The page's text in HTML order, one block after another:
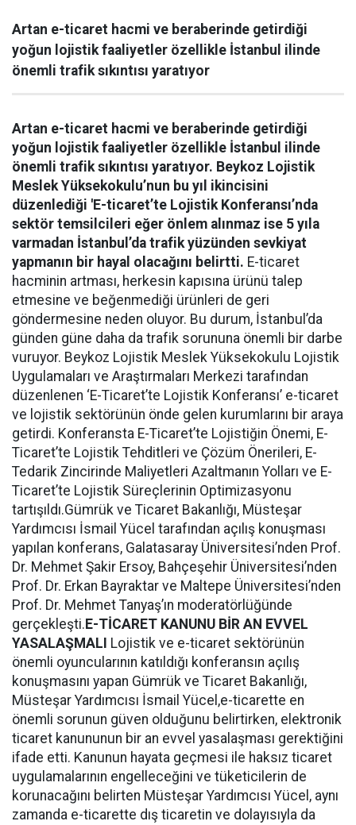
Artan e-ticaret hacmi ve beraberinde getirdiği
yoğun lojistik faaliyetler özellikle İstanbul ilinde
önemli trafik sıkıntısı yaratıyor
Artan e-ticaret hacmi ve beraberinde getirdiği
yoğun lojistik faaliyetler özellikle İstanbul ilinde
önemli trafik sıkıntısı yaratıyor. Beykoz Lojistik
Meslek Yüksekokulu’nun bu yıl ikincisini
düzenlediği 'E-ticaret’te Lojistik Konferansı’nda
sektör temsilcileri eğer önlem alınmaz ise 5 yıla
varmadan İstanbul’da trafik yüzünden sevkiyat
yapmanın bir hayal olacağını belirtti. E-ticaret
hacminin artması, herkesin kapısına ürünü talep
etmesine ve beğenmediği ürünleri de geri
göndermesine neden oluyor. Bu durum, İstanbul’da
günden güne daha da trafik sorununa önemli bir darbe
vuruyor. Beykoz Lojistik Meslek Yüksekokulu Lojistik
Uygulamaları ve Araştırmaları Merkezi tarafından
düzenlenen ‘E-Ticaret’te Lojistik Konferansı’ e-ticaret
ve lojistik sektörünün önde gelen kurumlarını bir araya
getirdi. Konferansta E-Ticaret’te Lojistiğin Önemi, E-
Ticaret’te Lojistik Tehditleri ve Çözüm Önerileri, E-
Tedarik Zincirinde Maliyetleri Azaltmanın Yolları ve E-
Ticaret’te Lojistik Süreçlerinin Optimizasyonu
tartışıldı.Gümrük ve Ticaret Bakanlığı, Müsteşar
Yardımcısı İsmail Yücel tarafından açılış konuşması
yapılan konferans, Galatasaray Üniversitesi’nden Prof.
Dr. Mehmet Şakir Ersoy, Bahçeşehir Üniversitesi’nden
Prof. Dr. Erkan Bayraktar ve Maltepe Üniversitesi’nden
Prof. Dr. Mehmet Tanyaş’ın moderatörlüğünde
gerçekleşti. E-TİCARET KANUNU BİR AN EVVEL
YASALAŞMALI Lojistik ve e-ticaret sektörünün
önemli oyuncularının katıldığı konferansın açılış
konuşmasını yapan Gümrük ve Ticaret Bakanlığı,
Müsteşar Yardımcısı İsmail Yücel,e-ticarette en
önemli sorunun güven olduğunu belirtirken, elektronik
ticaret kanununun bir an evvel yasalaşması gerektiğini
ifade etti. Kanunun hayata geçmesi ile haksız ticaret
uygulamalarının engelleceğini ve tüketicilerin de
korunacağını belirten Müsteşar Yardımcısı Yücel, aynı
zamanda e-ticarette dış ticaretin ve dolayısıyla da